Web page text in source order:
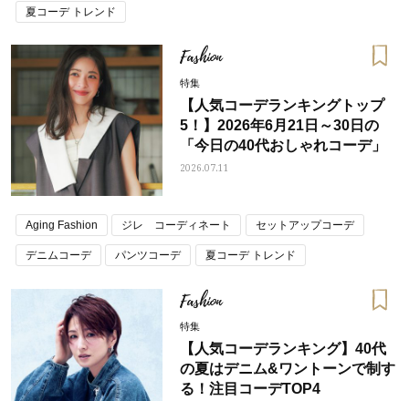
夏コーデ トレンド
Fashion
特集
【人気コーデランキングトップ
5！】2026年6月21日～30日の
「今日の40代おしゃれコーデ」
2026.07.11
Aging Fashion ジレ コーディネート セットアップコーデ
デニムコーデ パンツコーデ 夏コーデ トレンド
Fashion
特集
【人気コーデランキング】40代
の夏はデニム&ワントーンで制す
る！注目コーデTOP4